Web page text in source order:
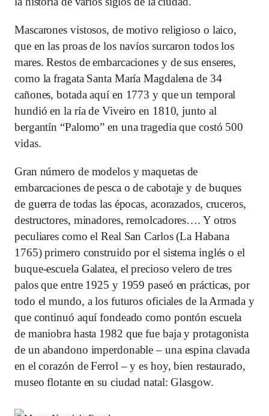
Mascarones vistosos, de motivo religioso o laico,
que en las proas de los navíos surcaron todos los
mares. Restos de embarcaciones y de sus enseres,
como la fragata Santa María Magdalena de 34
cañones, botada aquí en 1773 y que un temporal
hundió en la ría de Viveiro en 1810, junto al
bergantín “Palomo” en una tragedia que costó 500
vidas.
Gran número de modelos y maquetas de
embarcaciones de pesca o de cabotaje y de buques
de guerra de todas las épocas, acorazados, cruceros,
destructores, minadores, remolcadores…. Y otros
peculiares como el Real San Carlos (La Habana
1765) primero construido por el sistema inglés o el
buque-escuela Galatea, el precioso velero de tres
palos que entre 1925 y 1959 paseó en prácticas, por
todo el mundo, a los futuros oficiales de la Armada y
que continuó aquí fondeado como pontón escuela
de maniobra hasta 1982 que fue baja y protagonista
de un abandono imperdonable – una espina clavada
en el corazón de Ferrol – y es hoy, bien restaurado,
museo flotante en su ciudad natal: Glasgow.